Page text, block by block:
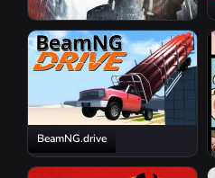
Resident Evil Requiem
BeamNG.drive